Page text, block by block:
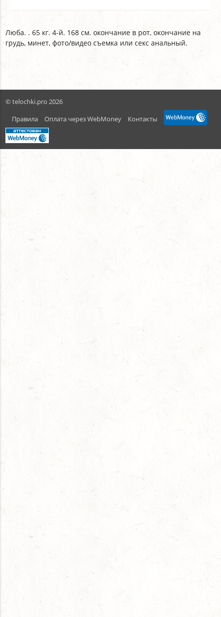
Люба. . 65 кг. 4-й. 168 см. окончание в рот, окончание на
грудь, минет, фото/видео съемка или секс анальный.
© telochki.pro 2026
Правила
Оплата через WebMoney Контакты